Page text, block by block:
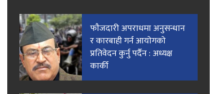
फाैजदारी अपराधमा अनुसन्धान
र कारबाही गर्न आयाेगकाे
प्रतिवेदन कुर्नु पर्दैन : अध्यक्ष
कार्की